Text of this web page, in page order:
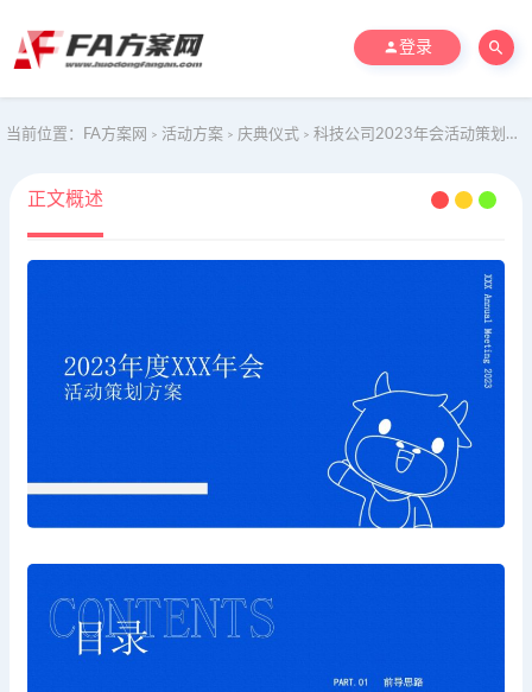
登录
当前位置： FA方案网 > 活动方案 > 庆典仪式 > 科技公司2023年会活动策划方案
正文概述